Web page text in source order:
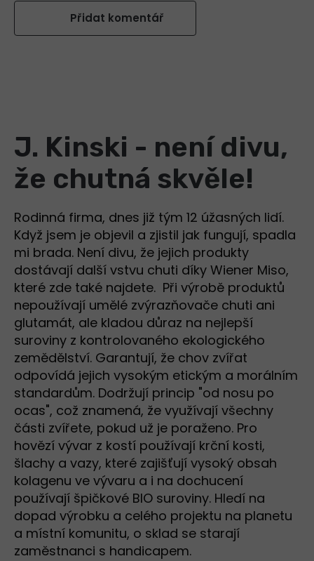
Přidat komentář
J. Kinski - není divu,
že chutná skvěle!
Rodinná firma, dnes již tým 12 úžasných lidí.
Když jsem je objevil a zjistil jak fungují, spadla
mi brada. Není divu, že jejich produkty
dostávají další vstvu chuti díky Wiener Miso,
které zde také najdete. Při výrobě produktů
nepoužívají umělé zvýrazňovače chuti ani
glutamát, ale kladou důraz na nejlepší
suroviny z kontrolovaného ekologického
zemědělství. Garantují, že chov zvířat
odpovídá jejich vysokým etickým a morálním
standardům. Dodržují princip "od nosu po
ocas", což znamená, že využívají všechny
části zvířete, pokud už je poraženo. Pro
hovězí vývar z kostí používají krční kosti,
šlachy a vazy, které zajišťují vysoký obsah
kolagenu ve vývaru a i na dochucení
používají špičkové BIO suroviny. Hledí na
dopad výrobku a celého projektu na planetu
a místní komunitu, o sklad se starají
zaměstnanci s handicapem.